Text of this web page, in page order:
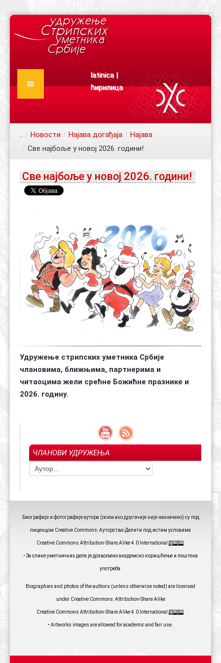
latinica|
ћирилица
.. / Новости / Најава догађаја / Најава
/ Све најбоље у новој 2026. години!
Све најбоље у новој 2026. години!
Удружење стрипских уметника Србије
члановима, ближњима, партнерима и
читаоцима жели срећне Божићне празнике и
2026. годину.
ЧЛАНОВИ УДРУЖЕЊА
Биографије и фотографије аутора (осим ако другачије није назначено) су под
лиценцом Creative Commons: Ауторство-Делити под истим условима
Creative Commons Attribution-Share Alike 4.0 International
• За слике уметничких дела је дозвољено академско коришћење и поштена
употреба.
Biographies and photos of the authors (unless otherwise noted) are licensed
under Creative Commons: Attribution-Share Alike
Creative Commons Attribution-Share Alike 4.0 International
• Artworks images are allowed for academic and fair use.
Почетна
Новости
Ауторски текстови
Издања
Документа
Статут
Чланови
Хол славе
Контакт